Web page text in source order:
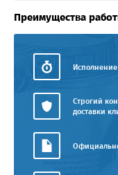
Преимущества
Строгий
доставки